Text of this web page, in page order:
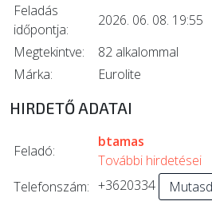
Feladás
időpontja:
2026. 06. 08. 19:55
Megtekintve:
82 alkalommal
Márka:
Eurolite
HIRDETŐ ADATAI
Feladó:
btamas
További hirdetései
Telefonszám: +3620334 Mutasd